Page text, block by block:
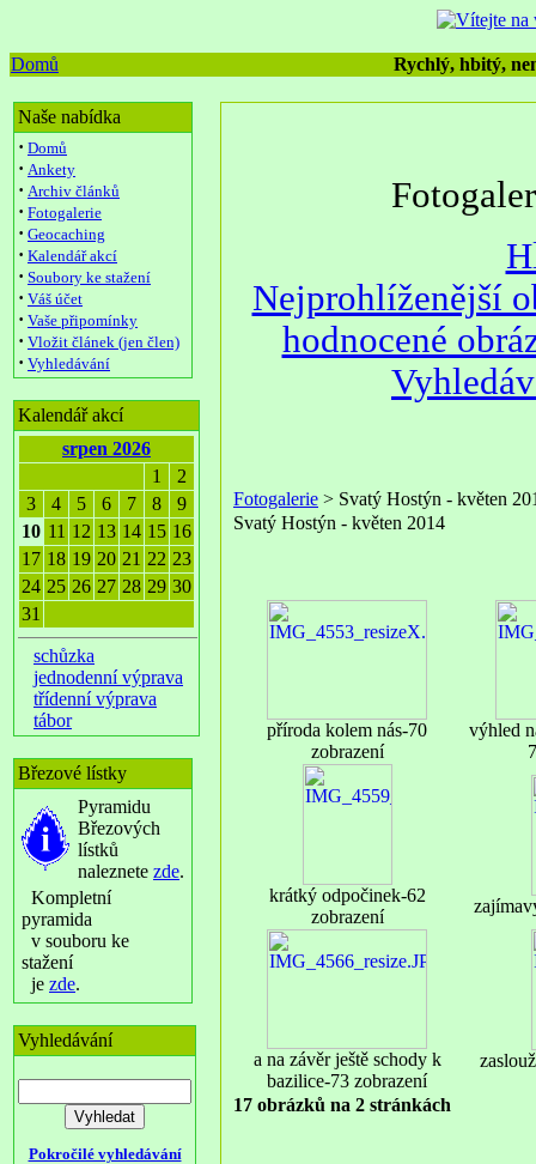
Domů Rychlý, hbitý,
Naše nabídka
· Domů
· Ankety
· Archiv článků
· Fotogalerie
· Geocaching
· Kalendář akcí
· Soubory ke stažení
· Váš účet
· Vaše připomínky
· Vložit článek (jen člen)
· Vyhledávání
Kalendář akcí
srpen 2026
1
2
3
4 5 6 7 8
9
10 11 12 13 14 15 16
17 18 19 20 21 22 23
24 25 26 27 28 29 30
31
schůzka
jednodenní výprava
třídenní výprava
tábor
Březové lístky
Pyramidu
Březových
lístků
naleznete zde.
Kompletní
pyramida
v souboru ke
stažení
je zde.
Vyhledávání
Pokročilé vyhledávání
Nejprohlíženější
hodnocené
Fotogalerie > Svatý Hostýn - květen
Svatý Hostýn - květen 2014
příroda kolem nás-70
zobrazení
výhled
krátký odpočinek-62
zobrazení
a na závěr ještě schody k
bazilice-73 zobrazení
17 obrázků na 2 stránkách